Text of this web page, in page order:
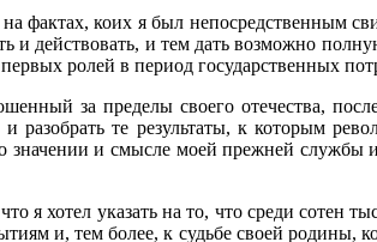
фактах, коих я был непосредственным
действовать, и тем дать воз­можно
ролей в пе­риод государственных
за пределы своего отечества,
разобрать те результаты, к которым
значении и смысле моей преж­ней
я хотел указать на то, что среди
и, тем более, к судьбе своей родины,